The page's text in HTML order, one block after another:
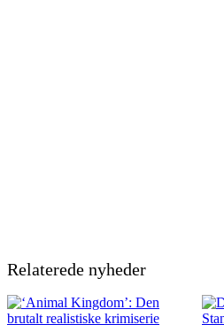
Relaterede nyheder